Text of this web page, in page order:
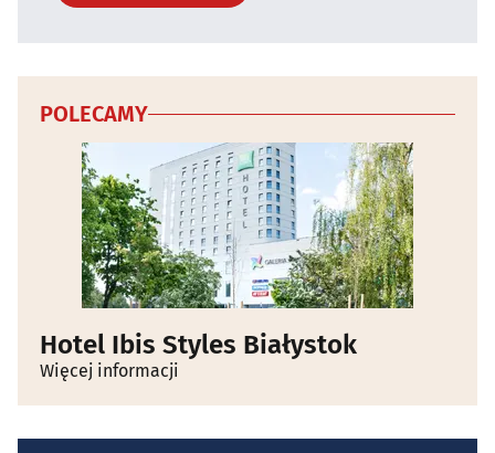
POLECAMY
Hotel Ibis Styles Białystok
Więcej informacji